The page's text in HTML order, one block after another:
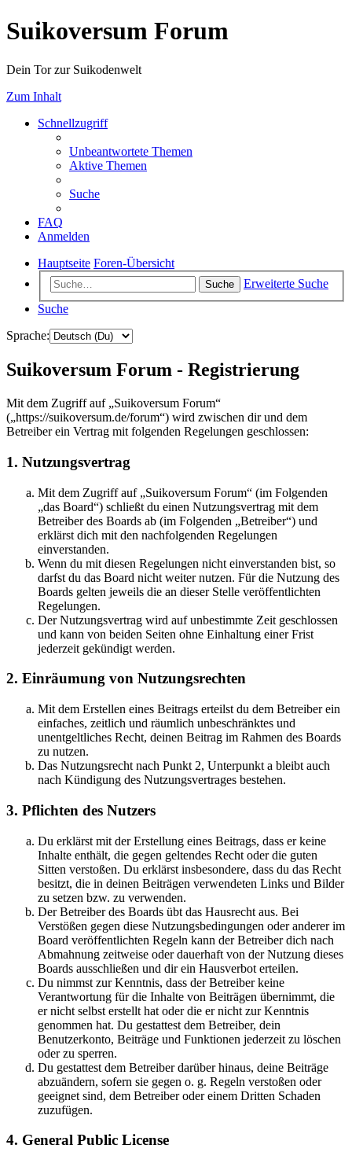
Suikoversum Forum
Dein Tor zur Suikodenwelt
Zum Inhalt
Schnellzugriff
Unbeantwortete Themen
Aktive Themen
Suche
FAQ
Anmelden
Hauptseite Foren-Übersicht
Suche
Erweiterte Suche
Suche
Sprache:
Suikoversum Forum - Registrierung
Mit dem Zugriff auf „Suikoversum Forum“
(„https://suikoversum.de/forum“) wird zwischen dir und dem
Betreiber ein Vertrag mit folgenden Regelungen geschlossen:
1. Nutzungsvertrag
Mit dem Zugriff auf „Suikoversum Forum“ (im Folgenden
„das Board“) schließt du einen Nutzungsvertrag mit dem
Betreiber des Boards ab (im Folgenden „Betreiber“) und
erklärst dich mit den nachfolgenden Regelungen
einverstanden.
Wenn du mit diesen Regelungen nicht einverstanden bist, so
darfst du das Board nicht weiter nutzen. Für die Nutzung des
Boards gelten jeweils die an dieser Stelle veröffentlichten
Regelungen.
Der Nutzungsvertrag wird auf unbestimmte Zeit geschlossen
und kann von beiden Seiten ohne Einhaltung einer Frist
jederzeit gekündigt werden.
2. Einräumung von Nutzungsrechten
Mit dem Erstellen eines Beitrags erteilst du dem Betreiber ein
einfaches, zeitlich und räumlich unbeschränktes und
unentgeltliches Recht, deinen Beitrag im Rahmen des Boards
zu nutzen.
Das Nutzungsrecht nach Punkt 2, Unterpunkt a bleibt auch
nach Kündigung des Nutzungsvertrages bestehen.
3. Pflichten des Nutzers
Du erklärst mit der Erstellung eines Beitrags, dass er keine
Inhalte enthält, die gegen geltendes Recht oder die guten
Sitten verstoßen. Du erklärst insbesondere, dass du das Recht
besitzt, die in deinen Beiträgen verwendeten Links und Bilder
zu setzen bzw. zu verwenden.
Der Betreiber des Boards übt das Hausrecht aus. Bei
Verstößen gegen diese Nutzungsbedingungen oder anderer im
Board veröffentlichten Regeln kann der Betreiber dich nach
Abmahnung zeitweise oder dauerhaft von der Nutzung dieses
Boards ausschließen und dir ein Hausverbot erteilen.
Du nimmst zur Kenntnis, dass der Betreiber keine
Verantwortung für die Inhalte von Beiträgen übernimmt, die
er nicht selbst erstellt hat oder die er nicht zur Kenntnis
genommen hat. Du gestattest dem Betreiber, dein
Benutzerkonto, Beiträge und Funktionen jederzeit zu löschen
oder zu sperren.
Du gestattest dem Betreiber darüber hinaus, deine Beiträge
abzuändern, sofern sie gegen o. g. Regeln verstoßen oder
geeignet sind, dem Betreiber oder einem Dritten Schaden
zuzufügen.
4. General Public License